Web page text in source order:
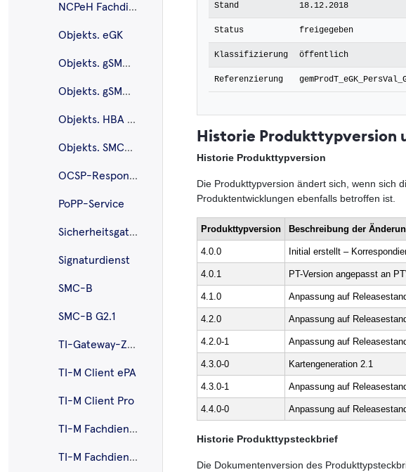
NCPeH Fachdienst
Objekts. eGK
Objekts. gSMC-K
Objekts. gSMC-KT
Objekts. HBA G2.1
Objekts. SMC-B G2.1
OCSP-Responder-Proxy
PoPP-Service
Sicherheitsgateway Bestandsnetze
Signaturdienst
SMC-B
SMC-B G2.1
TI-Gateway-Zugangsmodul
TI-M Client ePA
TI-M Client Pro
TI-M Fachdienst ePA
TI-M Fachdienst Pro
Stand 18.12.2018
Status freigegeben
Klassifizierung öffentlich
Referenzierung
Historie Produkttypversion
Historie Produkttypversion
Die Produkttypversion ändert sich, wenn sich
Produktentwicklungen ebenfalls betroffen ist.
Produkttypversion Beschreibung der
4.0.0 Initial erstellt –
4.0.1 PT-Version angepasst an
4.1.0 Anpassung auf
4.2.0 Anpassung auf
4.2.0-1 Anpassung auf
4.3.0-0 Kartengeneration 2.1
4.3.0-1 Anpassung auf
4.4.0-0 Anpassung auf
Historie Produkttypsteckbrief
Die Dokumentenversion des